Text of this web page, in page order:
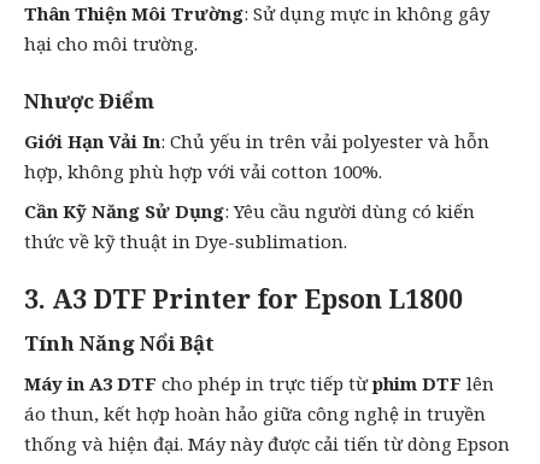
Thân Thiện Môi Trường: Sử dụng mực in không gây
hại cho môi trường.
Nhược Điểm
Giới Hạn Vải In: Chủ yếu in trên vải polyester và hỗn
hợp, không phù hợp với vải cotton 100%.
Cần Kỹ Năng Sử Dụng: Yêu cầu người dùng có kiến
thức về kỹ thuật in Dye-sublimation.
3. A3 DTF Printer for Epson L1800
Tính Năng Nổi Bật
Máy in A3 DTF cho phép in trực tiếp từphim DTF lên
áo thun, kết hợp hoàn hảo giữa công nghệ in truyền
thống và hiện đại. Máy này được cải tiến từ dòng Epson